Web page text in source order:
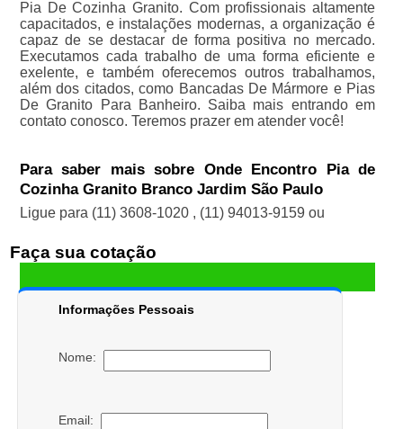
Pia De Cozinha Granito. Com profissionais altamente
capacitados, e instalações modernas, a organização é
capaz de se destacar de forma positiva no mercado.
Executamos cada trabalho de uma forma eficiente e
exelente, e também oferecemos outros trabalhamos,
além dos citados, como Bancadas De Mármore e Pias
De Granito Para Banheiro. Saiba mais entrando em
contato conosco. Teremos prazer em atender você!
Para saber mais sobre Onde Encontro Pia de
Cozinha Granito Branco Jardim São Paulo
Ligue para (11) 3608-1020 , (11) 94013-9159 ou
Faça sua cotação
Informações Pessoais
Nome:
Email: